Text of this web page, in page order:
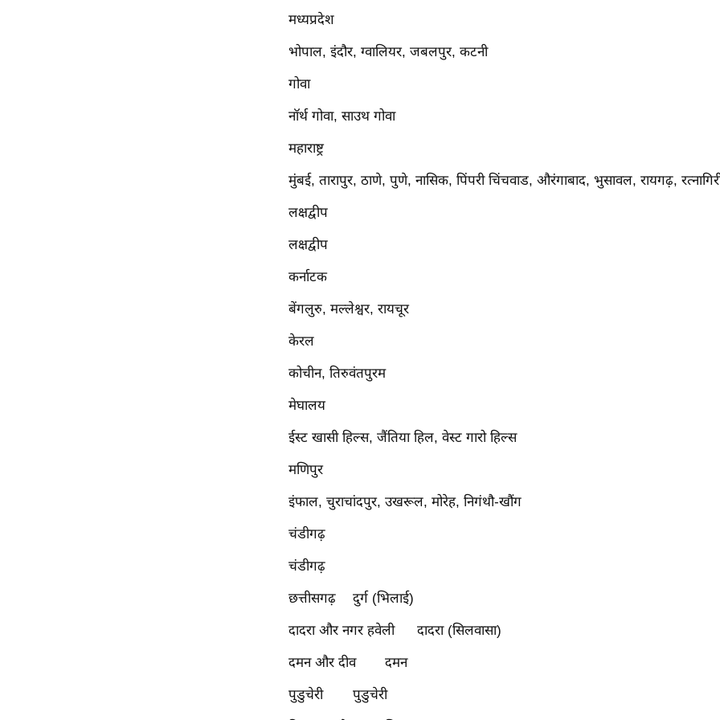
मध्यप्रदेश
भोपाल, इंदौर, ग्वालियर, जबलपुर, कटनी
गोवा
नॉर्थ गोवा, साउथ गोवा
महाराष्ट्र
मुंबई, तारापुर, ठाणे, पुणे, नासिक, पिंपरी चिंचवाड, औरंगाबाद, भुसावल, रायगढ़,
लक्षद्वीप
लक्षद्वीप
कर्नाटक
बेंगलुरु, मल्लेश्वर, रायचूर
केरल
कोचीन, तिरुवंतपुरम
मेघालय
ईस्ट खासी हिल्स, जैंतिया हिल, वेस्ट गारो हिल्स
मणिपुर
इंफाल, चुराचांदपुर, उखरूल, मोरेह, निगंथौ-खौंग
चंडीगढ़
चंडीगढ़
छत्तीसगढ़ दुर्ग (भिलाई)
दादरा और नगर हवेली दादरा (सिलवासा)
दमन और दीव दमन
पुडुचेरी पुडुचेरी